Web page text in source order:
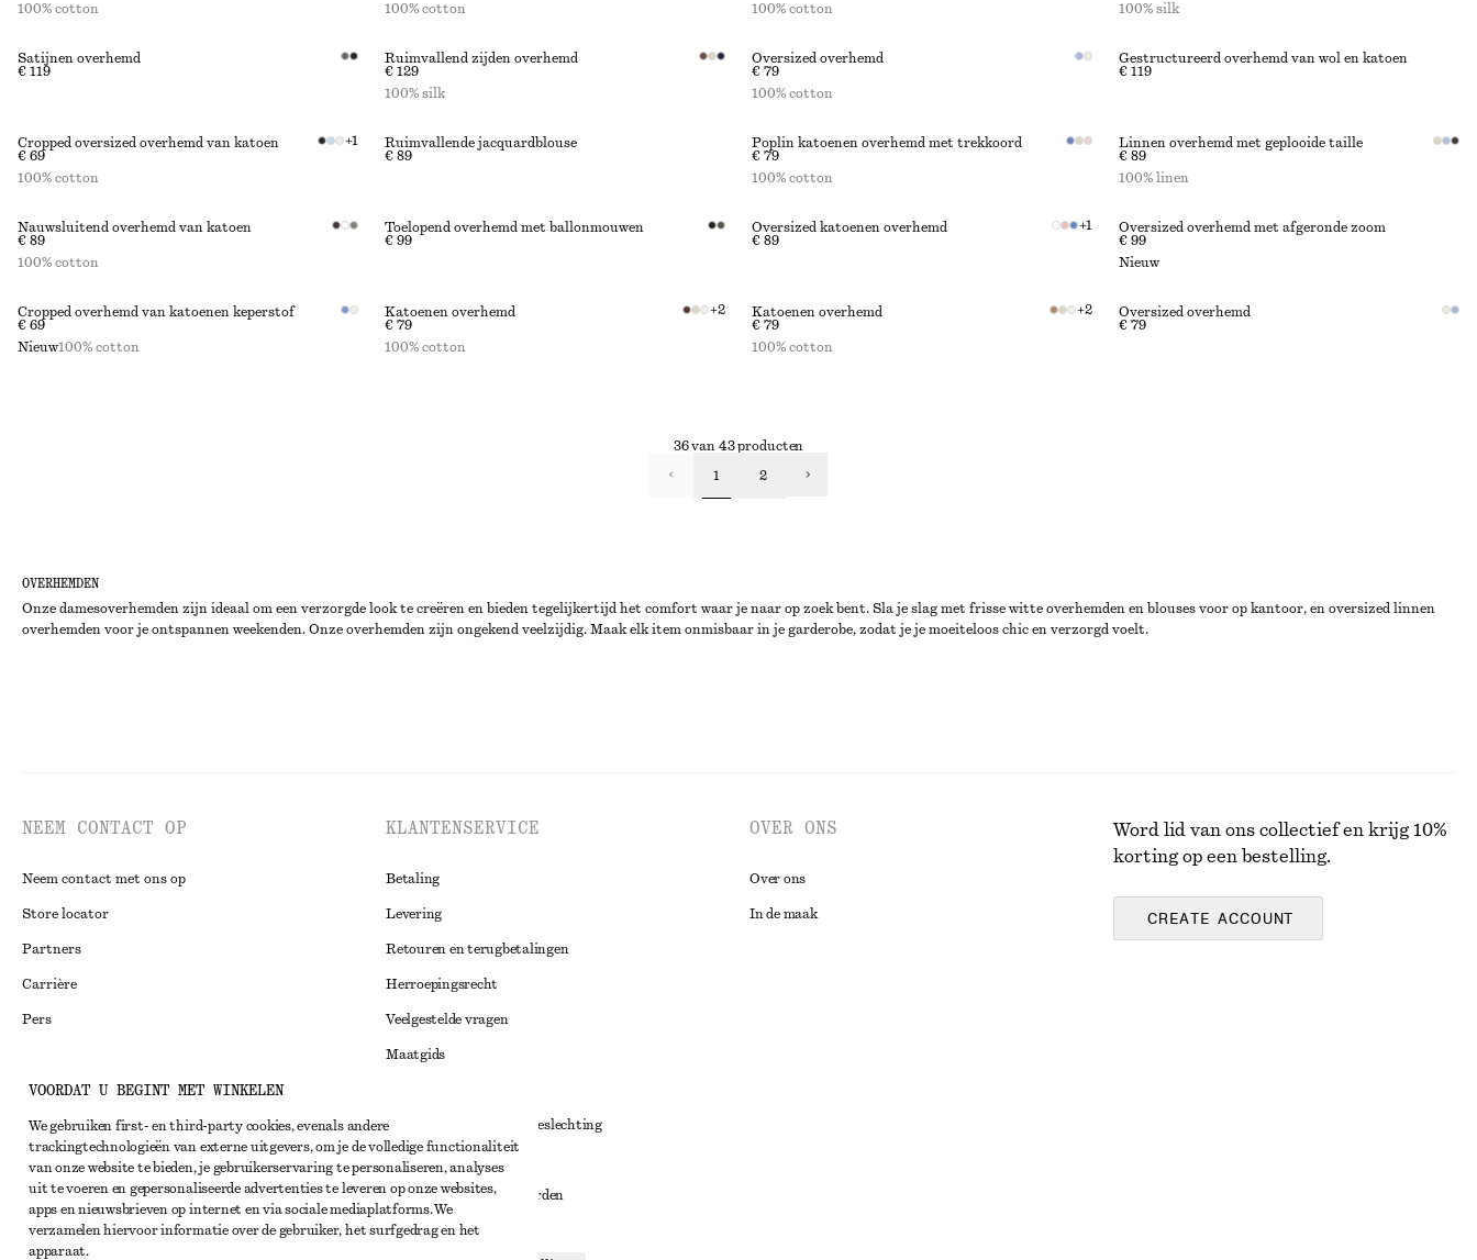
OVERHEMDEN
Onze damesoverhemden zijn ideaal om een verzorgde look te creëren en bieden tegelijkertijd het comfort waar je naar op zoek bent. Sla je slag met frisse witte overhemden en blouses voor op kantoor, en oversized linnen
overhemden voor je ontspannen weekenden. Onze overhemden zijn ongekend veelzijdig. Maak elk item onmisbaar in je garderobe, zodat je je moeiteloos chic en verzorgd voelt.
100% cotton 100% cotton 100% cotton
100% silk
Satijnen overhemd
€ 119
Ruimvallend zijden overhemd
€ 129
100% silk
Oversized overhemd
€ 79
100% cotton
Gestructureerd overhemd van wol en katoen
€ 119
Cropped oversized overhemd van katoen
€ 69
+1
100% cotton
Ruimvallende jacquardblouse
€ 89
Poplin katoenen overhemd met trekkoord
€ 79
100% cotton
Linnen overhemd met geplooide taille
€ 89
100% linen
Nauwsluitend overhemd van katoen
€ 89
100% cotton
Toelopend overhemd met ballonmouwen
€ 99
Oversized katoenen overhemd
€ 89
+1
Oversized overhemd met afgeronde zoom
€ 99
Nieuw
Cropped overhemd van katoenen keperstof
€ 69
Nieuw100% cotton
Katoenen overhemd
€ 79
+2
100% cotton
Katoenen overhemd
€ 79
+2
100% cotton
Oversized overhemd
€ 79
36 van 43 producten
1 2
NEEM CONTACT OP
Neem contact met ons op
Store locator
Partners
Carrière
Pers
Instagram
Pinterest
Facebook
YouTube
TikTok
KLANTENSERVICE
Betaling
Levering
Retouren en terugbetalingen
Herroepingsrecht
Veelgestelde vragen
Maatgids
Alternatieve geschillenbeslechting
Algemene voorwaarden
Lidmaatschapsvoorwaarden
Cookieverklaring
OVER ONS
Over ons
In de maak
Word lid van ons collectief en krijg 10%
korting op een bestelling.
CREATE ACCOUNT
VOORDAT U BEGINT MET WINKELEN
We gebruiken first- en third-party cookies, evenals andere
trackingtechnologieën van externe uitgevers, om je de volledige functionaliteit
van onze website te bieden, je gebruikerservaring te personaliseren, analyses
uit te voeren en gepersonaliseerde advertenties te leveren op onze websites,
apps en nieuwsbrieven op internet en via sociale mediaplatforms. We
verzamelen hiervoor informatie over de gebruiker, het surfgedrag en het
apparaat.